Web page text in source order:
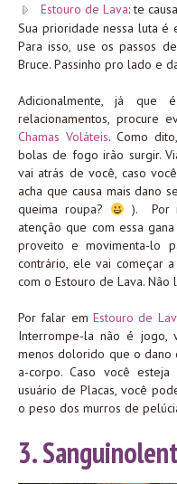
Estouro de Lava: te
Sua prioridade nessa luta é
Para isso, use os passos
Bruce. Passinho pro lado e
Adicionalmente, já que
relacionamentos, procure
Chamas Voláteis. Como
bolas de fogo irão surgir.
vai atrás de você, caso
acha que causa mais dano
queima roupa?
). Por
atenção que com essa
proveito e movimenta-lo
contrário, ele vai começar
com o Estouro de Lava. Não
Por falar em Estouro de
Interrompe-la não é jogo,
menos dolorido que o dano
a-corpo. Caso você
usuário de Placas, você
o peso dos murros de
3.